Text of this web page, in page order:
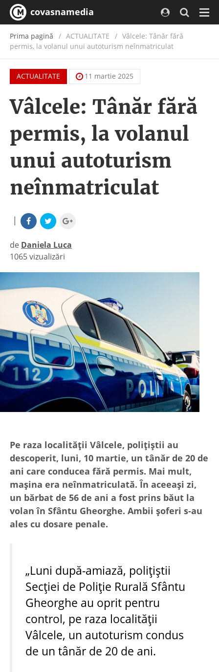
covasnamedia
Prima pagină ACTUALITATE / Vâlcele: Tânăr fără
permis, la volanul unui autoturism neînmatriculat
ACTUALITATE 11 martie 2025
Vâlcele: Tânăr fără
permis, la volanul
unui autoturism
neînmatriculat
|
de Daniela Luca
|
1065 vizualizări
Pe raza localității Vâlcele, polițiștii au
descoperit, luni, 10 martie, un tânăr de 20 de
ani care conducea fără permis. Mai mult,
mașina era neînmatriculată. În aceeași zi,
un bărbat de 56 de ani a fost prins băut la
volan în Sfântu Gheorghe. Ambii șoferi s-au
ales cu dosare penale.
„Luni după-amiază, polițiștii
Secției de Poliție Rurală Sfântu
Gheorghe au oprit pentru
control, pe raza localității
Vâlcele, un autoturism condus
de un tânăr de 20 de ani.